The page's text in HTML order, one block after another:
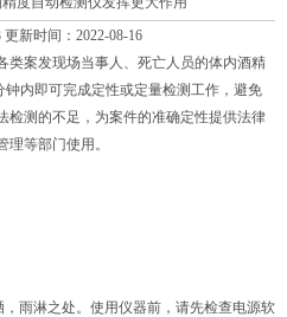
新时间：2022-08-16
类案发现场当事人、死亡人员的体内酒精
内即可完成定性或定量检测工作，避免
检测的不足，为案件的准确定性提供法律
等部门使用。
雨淋之处。使用仪器前，请先检查电源软